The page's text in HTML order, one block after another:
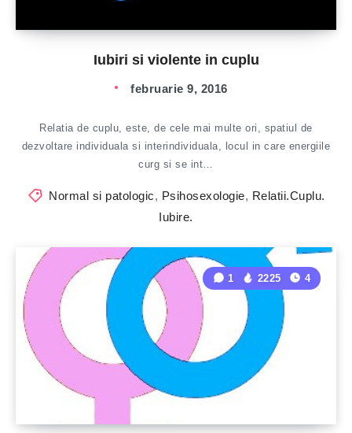
Iubiri si violente in cuplu
februarie 9, 2016
Relatia de cuplu, este, de cele mai multe ori, spatiul de
dezvoltare individuala si interindividuala, locul in care energiile
curg si se int…
Normal si patologic, Psihosexologie, Relatii.Cuplu.
Iubire.
1 2225 4